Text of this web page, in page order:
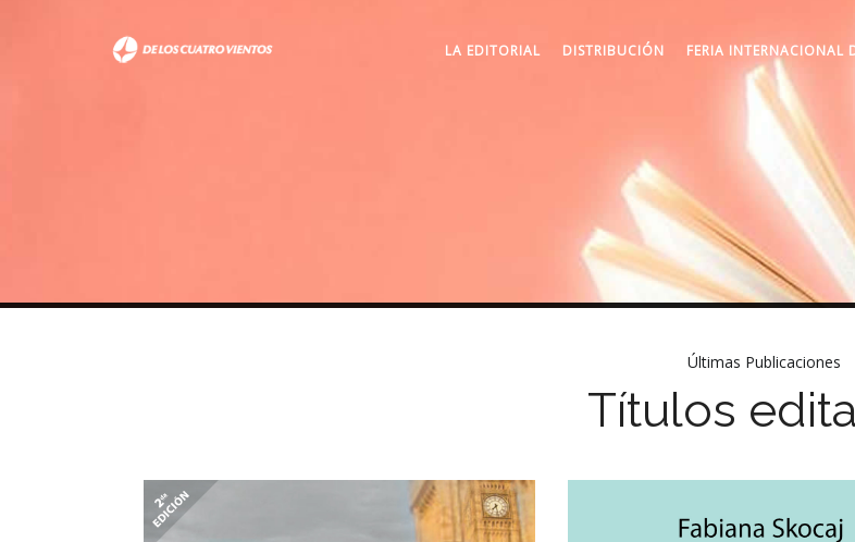
LA EDITORIAL DISTRIBUCIÓN FERIA INTERNACIONAL
Últimas Publicaciones
Títulos